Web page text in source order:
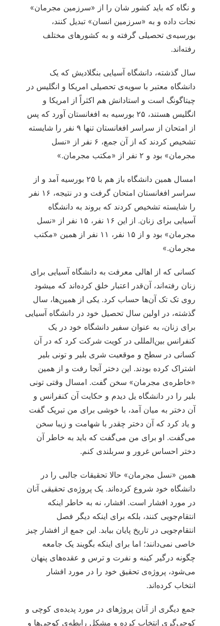
و نگاه که باید کشور شان را از «سرزمین مجرمان»
نجات داده و به «سرزمین انسان» تبدیل کنند،
بورسیه‏‌ی تحصیلی گرفته و به کشورهای مختلف
رفته‌اند.
سال گذشته، دانشگاه آسیایی بنگلادیش که یک
دانشگاه معتبر با سویه‏‌ی تحصیلی امریکا و انگلیس در
چیتاگونگ است و استادانش هم اکثراً از امریکا و
انگلیس هستند، ۲۵ بورسیه به افغانستان آورد که پس
از امتحان از سراسر افغانستان تنها ۹ نفر را شایسته
تشخیص کردند که از آن جمع، ۶ نفر از «نسل
مجرمان» بود و ۲ نفر از «مکتب مجرمان.»
امسال همین دانشگاه باز هم با ۲۵ بورسیه آمد و از
سراسر افغانستان امتحان گرفت و در نتیجه، ۱۶ نفر
را شایسته تشخیص کردند که بروند به دانشگاه
آسیایی برای زنان. از این ۱۶ نفر، ۱۵ نفر از «نسل
مجرمان» بود و از ۱۵ نفر، ۱۱ نفر از همین «مکتب
مجرمان.»
کسانی که از اهالی معرفت به دانشگاه آسیایی برای
زنان رفته‌اند، آن‌قدر اعتبار خلق کرده‌اند که می‏شود
روی تک تک آن‌ها حساب کرد. یکی از همین‏‌ها، سال
گذشته، در اولین سال تحصیل خود در دانشگاه آسیایی
برای زنان، به عنوان سفیر دانشگاه خود در یک
کنفرانس بین‌‏المللی در کویت شرکت کرد که در آن
کسانی در سطح و موقعیت شری بلیر و تونی بلیر
اشتراک کرده بودند. این دختر آنجا رفت و از همین
«خاطره‏‌ی مجرمان» سخن گفت. امسال وقتی تونی
بلیر را در دانشگاه یل دیدم و حکایت آن کنفرانس و
آن دختر به میان آمد، با خوشی برای من تبریک گفت
و یاد کرد که آن دختر چقدر با شهامت و زیبا سخن
می‌‏گفت. او برای من می‌‏گفت که باید به خاطر آن
دختر احساس غرور و سربلندی کنم.
همین «نسل مجرمان» حالا تحقیقات جالبی را در
دانشگاه خود شروع کرده‌اند. یک پروژه‏‌ی تحقیقی آنان
در مورد افشار است. افشار، نه به خاطر اینکه
انتقام‏‌جویی کنند، بلکه برای اینکه دیگر فصل
انتقام‌‏جویی در تاریخ پایان بیابد. این جمع از افشار چیز
خاصی نمی‌‏دانند؛ اما برای اینکه بگویند یک جامعه
چگونه درگیر کینه و نفرت و ترس و عقده‏‌های پنهان
می‌‏شود، پروژه‏‌ی تحقیق خود را در مورد افشار
انتخاب کرده‌اند.
جمع دیگری از آنان پروژه‏ای در مورد پدیده‏‌ی کوچی و
کوچی‌‏گری انتخاب کرده و مشکل رابطه‌‏ی کوچی‏‌ها ‏و